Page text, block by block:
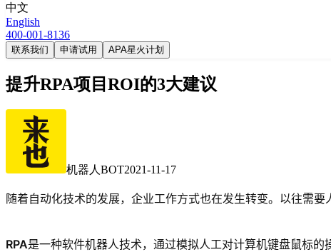
中文
English
400-001-8136
联系我们 申请试用 APA星火计划
提升RPA项目ROI的3大建议
机器人BOT2021-11-17
随着自动化技术的发展，企业工作方式也在发生转变。以往需
RPA是一种软件机器人技术，通过模拟人工对计算机键盘鼠标